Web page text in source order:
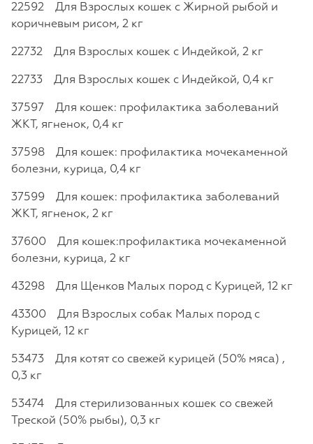
22592 Для Взрослых кошек с Жирной рыбой и
коричневым рисом, 2 кг
22732 Для Взрослых кошек с Индейкой, 2 кг
22733 Для Взрослых кошек с Индейкой, 0,4 кг
37597 Для кошек: профилактика заболеваний
ЖКТ, ягненок, 0,4 кг
37598 Для кошек: профилактика мочекаменной
болезни, курица, 0,4 кг
37599 Для кошек: профилактика заболеваний
ЖКТ, ягненок, 2 кг
37600 Для кошек:профилактика мочекаменной
болезни, курица, 2 кг
43298 Для Щенков Малых пород с Курицей, 12 кг
43300 Для Взрослых собак Малых пород с
Курицей, 12 кг
53473 Для котят со свежей курицей (50% мяса) ,
0,3 кг
53474 Для стерилизованных кошек со свежей
Треской (50% рыбы), 0,3 кг